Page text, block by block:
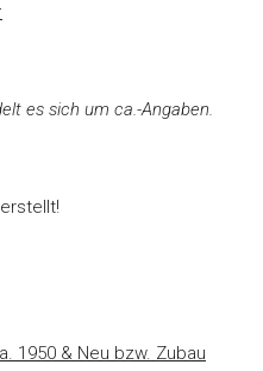
es sich um ca.-Angaben.
1950 & Neu bzw. Zubau